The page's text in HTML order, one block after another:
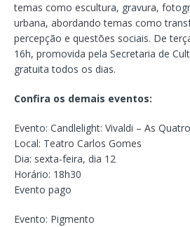
temas como escultura, gravura,
urbana, abordando temas como
percepção e questões sociais. De
16h, promovida pela Secretaria de
gratuita todos os dias.
Confira os demais eventos:
Evento: Candlelight: Vivaldi – As
Local: Teatro Carlos Gomes
Dia: sexta-feira, dia 12
Horário: 18h30
Evento pago
Evento: Pigmento